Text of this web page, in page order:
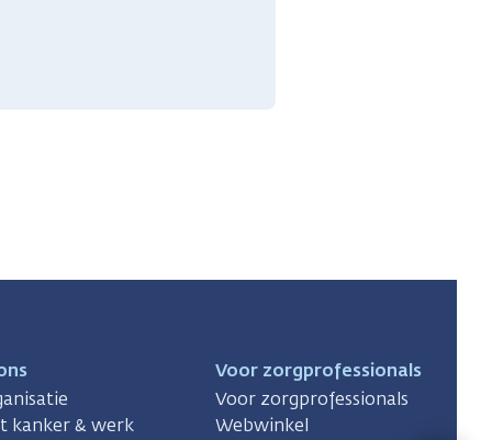
kanker & werk
Voor zorgprofessionals
Voor zorgprofessionals
Webwinkel